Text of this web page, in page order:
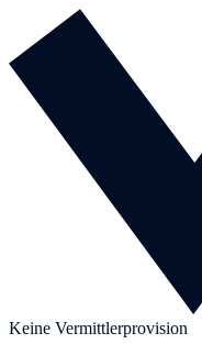
Keine Vermittlerprovision